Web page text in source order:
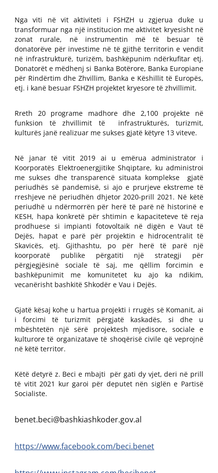
Nga viti në vit aktiviteti i FSHZH u zgjerua duke u
transformuar nga një institucion me aktivitet kryesisht në
zonat rurale, në instrumentin më të besuar të
donatorëve për investime në të gjithë territorin e vendit
në infrastrukturë, turizëm, bashkëpunim ndërkufitar etj.
Donatorët e mëdhenj si Banka Botërore, Banka Europiane
për Rindërtim dhe Zhvillim, Banka e Këshillit të Europës,
etj. i kanë besuar FSHZH projektet kryesore të zhvillimit.
Rreth 20 programe madhore dhe 2,100 projekte në
funksion të zhvillimit të infrastrukturës, turizmit,
kulturës janë realizuar me sukses gjatë këtyre 13 viteve.
Në janar të vitit 2019 ai u emërua administrator i
Koorporatës Elektroenergjitike Shqiptare, ku administroi
me sukses dhe transparencë situata komplekse gjatë
periudhës së pandemisë, si ajo e prurjeve ekstreme të
rreshjeve në periudhën dhjetor 2020-prill 2021. Në këtë
periudhë u ndërmorrën për herë të parë në historinë e
KESH, hapa konkretë për shtimin e kapaciteteve të reja
prodhuese si impianti fotovoltaik në digën e Vaut të
Dejës, hapat e parë për projektin e hidrocentralit të
Skavicës, etj. Gjithashtu, po për herë të parë një
koorporatë publike përgatiti një strategji për
përgjegjësinë sociale të saj, me qëllim forcimin e
bashkëpunimit me komunitetet ku ajo ka ndikim,
vecanërisht bashkitë Shkodër e Vau i Dejës.
Gjatë kësaj kohe u hartua projekti i rrugës së Komanit, ai
i forcimi të turizmit përgjatë kaskadës, si dhe u
mbështetën një sërë projektesh mjedisore, sociale e
kulturore të organizatave të shoqërisë civile që veprojnë
në këtë territor.
Këtë detyrë z. Beci e mbajti për gati dy vjet, deri në prill
të vitit 2021 kur garoi për deputet nën siglën e Partisë
Socialiste.
benet.beci@bashkiashkoder.gov.al
https://www.facebook.com/beci.benet